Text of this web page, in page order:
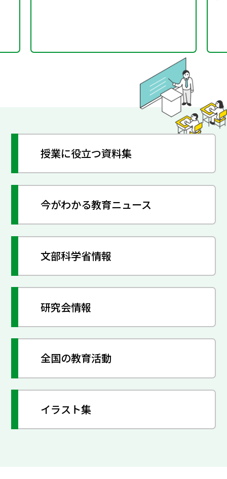
授業に役立つ資料集
今がわかる教育ニュース
文部科学省情報
研究会情報
全国の教育活動
イラスト集